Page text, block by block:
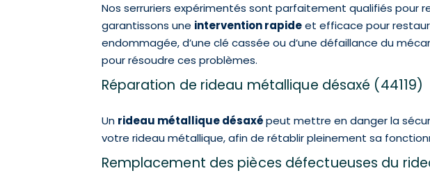
Nos serruriers expérimentés sont parfaitement qualifiés pour
garantissons une intervention rapideet efficace pour
endommagée, d’une clé cassée ou d’une défaillance du
pour résoudre ces problèmes.
Réparation de rideau métallique désaxé (44119)
Un rideau métallique désaxépeut mettre en danger la
votre rideau métallique, afin de rétablir pleinement sa
Remplacement des pièces défectueuses du